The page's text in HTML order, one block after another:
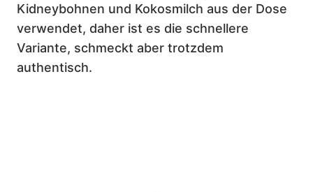
Kidneybohnen und Kokosmilch aus der Dose
verwendet, daher ist es die schnellere
Variante, schmeckt aber trotzdem
authentisch.